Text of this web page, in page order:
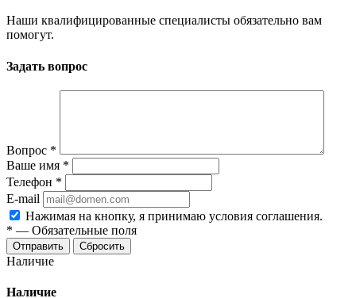
Наши квалифицированные специалисты обязательно вам
помогут.
Задать вопрос
Вопрос *
Ваше имя *
Телефон *
E-mail
Нажимая на кнопку, я принимаю условия соглашения.
* — Обязательные поля
Отправить Сбросить
Наличие
Наличие